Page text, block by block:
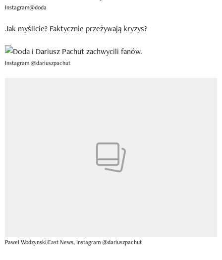
Instagram@doda
Jak myślicie? Faktycznie przeżywają kryzys?
Instagram @dariuszpachut
Pawel Wodzynski/East News, Instagram @dariuszpachut